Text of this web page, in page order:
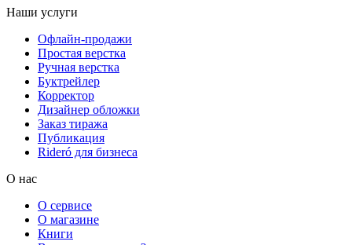
Наши услуги
Офлайн-продажи
Простая верстка
Ручная верстка
Буктрейлер
Корректор
Дизайнер обложки
Заказ тиража
Публикация
Rideró для бизнеса
О нас
О сервисе
О магазине
Книги